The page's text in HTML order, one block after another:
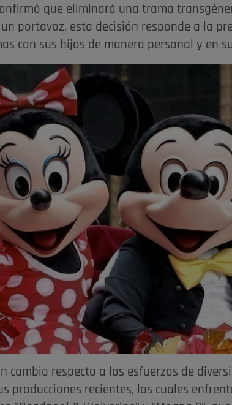
que eliminará una trama
portavoz, esta decisión responde a la
con sus hijos de manera personal y en
cambio respecto a los esfuerzos de
producciones recientes, las cuales